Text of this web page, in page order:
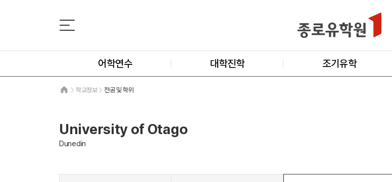
어학연수 대학진학 조기유학
학교정보 전공 및 학위
University of Otago
Dunedin